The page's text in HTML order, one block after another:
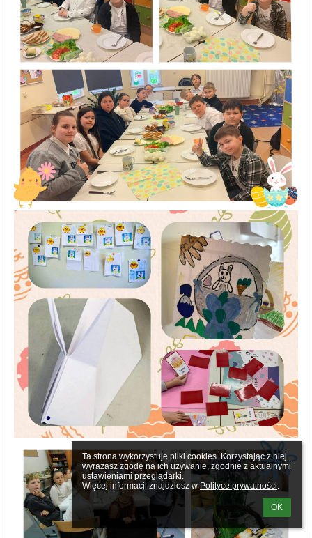
Ta strona wykorzystuje pliki cookies. Korzystając z niej
wyrażasz zgodę na ich używanie, zgodnie z aktualnymi
ustawieniami przeglądarki.
Więcej informacji znajdziesz w Polityce prywatności.
OK